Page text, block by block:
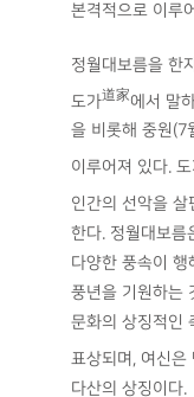
본격적으로 이루
정월대보름을 한
도가道家에서 말
을 비롯해 중원(7
이루어져 있다.
인간의 선악을 살
한다. 정월대보름
다양한 풍속이 행
풍년을 기원하는
문화의 상징적인
표상되며, 여신은
다산의 상징이다.